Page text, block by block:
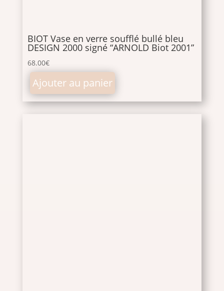
BIOT Vase en verre soufflé bullé bleu
DESIGN 2000 signé “ARNOLD Biot 2001”
68.00€
Ajouter au panier